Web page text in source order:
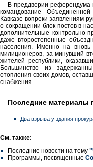
В преддверии референдума
командование
Кавказе вопреки заявлениям
о сокращении блок-постов в
дополнительные контрольно-
даже второстепенные
населения. Именно на вновь
милиционеров, за минувший
жителей республики,
Большинство из
отопления своих домов,
снабжения.
Последние материалы
Два взрыва у здания
См. также:
Последние новости на тему
Программы, посвященные